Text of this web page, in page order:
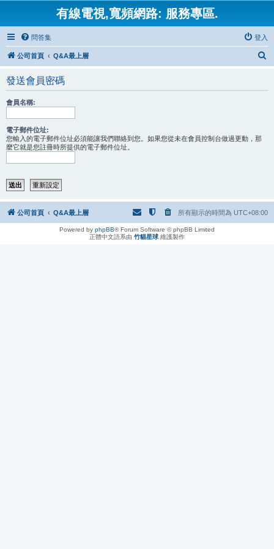
有線電視,寬頻網路: 服務專區.
問答集 登入
公司首頁 Q&A最上層
發送會員密碼
會員名稱:
電子郵件位址:
您輸入的電子郵件位址必須能讓我們聯絡到您。如果您從未在會員控制台做過更動，那
麼它就是您註冊時所提供的電子郵件位址。
公司首頁 Q&A最上層 所有顯示的時間為 UTC+08:00
Powered by phpBB® Forum Software © phpBB Limited
正體中文語系由 竹貓星球 維護製作